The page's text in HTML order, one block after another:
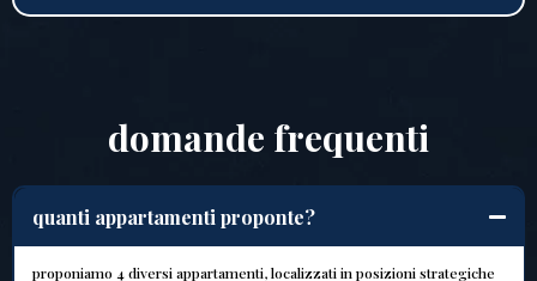
domande frequenti
quanti appartamenti proponte?
proponiamo 4 diversi appartamenti, localizzati in posizioni strategiche